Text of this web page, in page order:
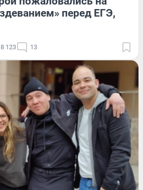
перед ЕГЭ,
8 123 13